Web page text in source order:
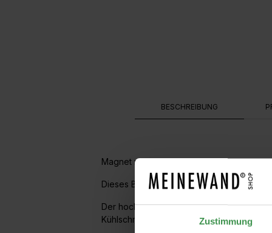
Zustimmung
BESCHREIBUNG
Magnet mit Segelboot
Dieses Boot ist stets bereit für
Der hochwertig verarbeitete Magnet im
Kühlschränke und andere magnetische